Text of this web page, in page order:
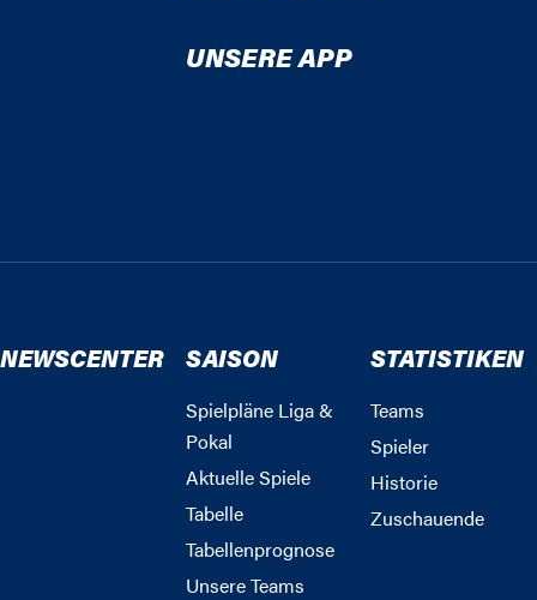
UNSERE APP
NEWSCENTER SAISON
Spielpläne Liga &
Pokal
Aktuelle Spiele
Tabelle
Tabellenprognose
Unsere Teams
STATISTIKEN
Teams
Spieler
Historie
Zuschauende